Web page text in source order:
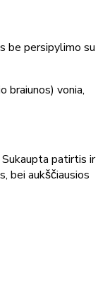
be persipylimo su
braiunos) vonia,
patirtis ir
bei aukščiausios